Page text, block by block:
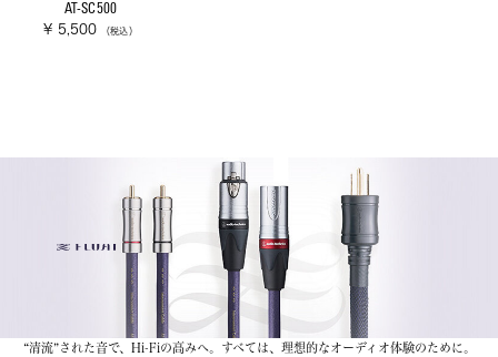
AT-SC500
¥ 5,500 （税込）
“清流”された音で、Hi-Fiの高みへ。すべては、理想的なオーディオ体験のために。